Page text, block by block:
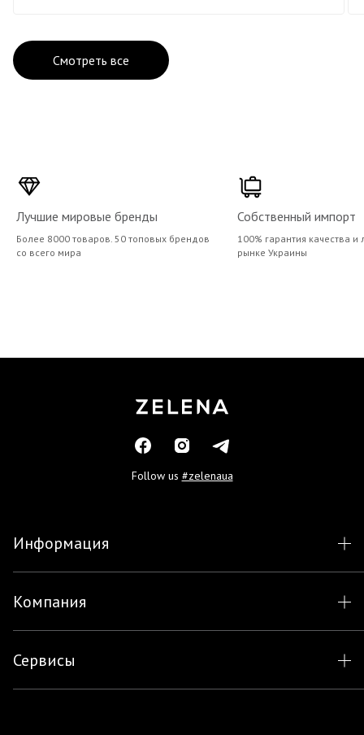
Смотреть все
Лучшие мировые бренды
Более 8000 товаров. 50 топовых брендов
со всего мира
Собственный импорт
100% гарантия качества
рынке Украины
Follow us #zelenaua
Информация
Компания
Сервисы